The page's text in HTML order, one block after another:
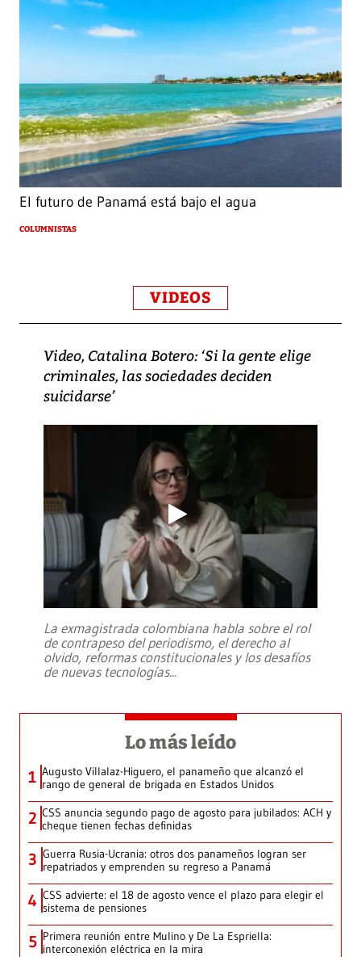
El futuro de Panamá está bajo el agua
COLUMNISTAS
VIDEOS
Video, Catalina Botero: ‘Si la gente elige
criminales, las sociedades deciden
suicidarse’
La exmagistrada colombiana habla sobre el rol
de contrapeso del periodismo, el derecho al
olvido, reformas constitucionales y los desafíos
de nuevas tecnologías...
Lo más leído
1 Augusto Villalaz-Higuero, el panameño que alcanzó el
rango de general de brigada en Estados Unidos
2 CSS anuncia segundo pago de agosto para jubilados: ACH y
cheque tienen fechas definidas
3 Guerra Rusia-Ucrania: otros dos panameños logran ser
repatriados y emprenden su regreso a Panamá
4 CSS advierte: el 18 de agosto vence el plazo para elegir el
sistema de pensiones
5 Primera reunión entre Mulino y De La Espriella:
interconexión eléctrica en la mira